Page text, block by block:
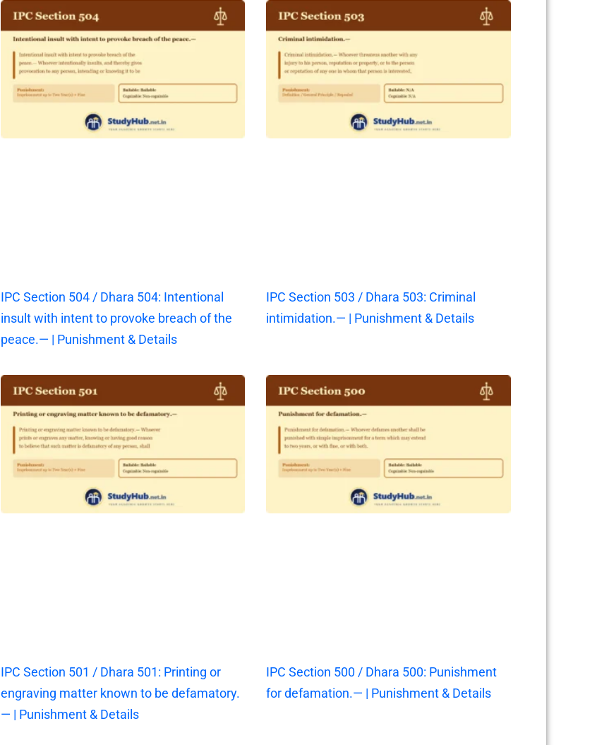
IPC Section 504 / Dhara 504: Intentional
insult with intent to provoke breach of the
peace.— | Punishment & Details
IPC Section 503 / Dhara 503: Criminal
intimidation.— | Punishment & Details
IPC Section 501 / Dhara 501: Printing or
engraving matter known to be defamatory.
— | Punishment & Details
IPC Section 500 / Dhara 500: Punishment
for defamation.— | Punishment & Details